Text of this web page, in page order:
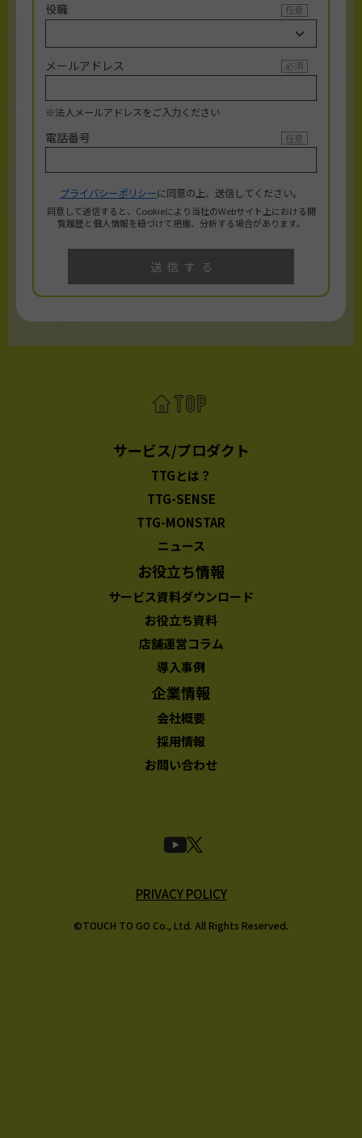
サービス/プロダクト
TTGとは？
TTG-SENSE
TTG-MONSTAR
ニュース
お役立ち情報
サービス資料ダウンロード
お役立ち資料
店舗運営コラム
導入事例
企業情報
会社概要
採用情報
お問い合わせ
PRIVACY POLICY
©TOUCH TO GO Co., Ltd. All Rights Reserved.